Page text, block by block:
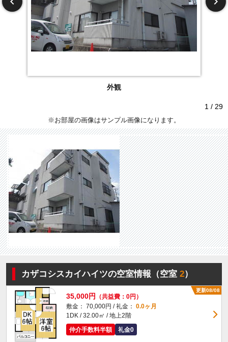
外観
1 / 29
※お部屋の画像はサンプル画像になります。
カザコシスカイハイツの空室情報（空室2）
更新08/08
35,000円
（共益費：0円）
敷金： 70,000円 / 礼金： 0.0ヶ月
1DK / 32.00㎡ / 地上2階
仲介手数料半額
礼金0